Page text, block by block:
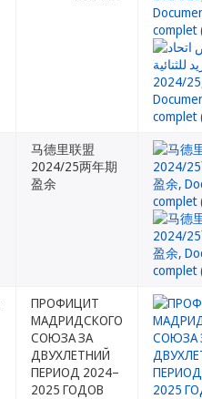
马德里联盟
2024/25两年期
盈余
ПРОФИЦИТ
МАДРИДСКОГО
СОЮЗА ЗА
ДВУХЛЕТНИЙ
ПЕРИОД 2024–
2025 ГОДОВ